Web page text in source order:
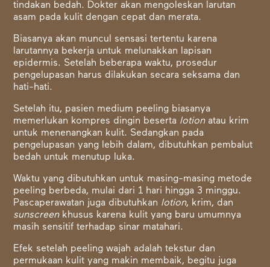
tindakan bedah. Dokter akan mengoleskan larutan
asam pada kulit dengan cepat dan merata.
Biasanya akan muncul sensasi tertentu karena
larutannya bekerja untuk melunakkan lapisan
epidermis. Setelah beberapa waktu, prosedur
pengelupasan harus dilakukan secara seksama dan
hati-hati.
Setelah itu, pasien medium peeling biasanya
memerlukan kompres dingin beserta lotionatau krim
untuk menenangkan kulit. Sedangkan pada
pengelupasan yang lebih dalam, dibutuhkan pembalut
bedah untuk menutup luka.
Waktu yang dibutuhkan untuk masing-masing metode
peeling berbeda, mulai dari 1 hari hingga 3 minggu.
Pascaperawatan juga dibutuhkan lotion, krim, dan
sunscreenkhusus karena kulit yang baru umumnya
masih sensitif terhadap sinar matahari.
Efek setelah peeling wajah adalah tekstur dan
permukaan kulit yang makin membaik, begitu juga